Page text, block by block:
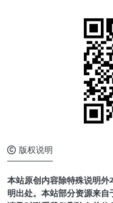
版权说明
本站原创内容除特殊说明
明出处。本站部分资源来自